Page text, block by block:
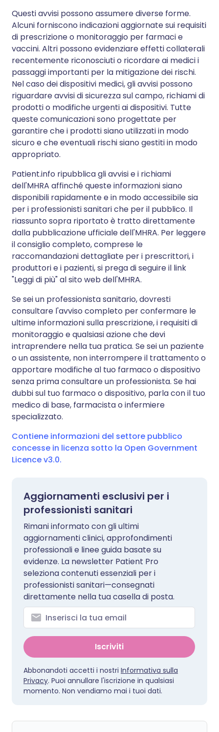
Questi avvisi possono assumere diverse forme.
Alcuni forniscono indicazioni aggiornate sui requisiti
di prescrizione o monitoraggio per farmaci e
vaccini. Altri possono evidenziare effetti collaterali
recentemente riconosciuti o ricordare ai medici i
passaggi importanti per la mitigazione dei rischi.
Nel caso dei dispositivi medici, gli avvisi possono
riguardare avvisi di sicurezza sul campo, richiami di
prodotti o modifiche urgenti ai dispositivi. Tutte
queste comunicazioni sono progettate per
garantire che i prodotti siano utilizzati in modo
sicuro e che eventuali rischi siano gestiti in modo
appropriato.
Patient.info ripubblica gli avvisi e i richiami
dell'MHRA affinché queste informazioni siano
disponibili rapidamente e in modo accessibile sia
per i professionisti sanitari che per il pubblico. Il
riassunto sopra riportato è tratto direttamente
dalla pubblicazione ufficiale dell'MHRA. Per leggere
il consiglio completo, comprese le
raccomandazioni dettagliate per i prescrittori, i
produttori e i pazienti, si prega di seguire il link
"Leggi di più" al sito web dell'MHRA.
Se sei un professionista sanitario, dovresti
consultare l'avviso completo per confermare le
ultime informazioni sulla prescrizione, i requisiti di
monitoraggio e qualsiasi azione che devi
intraprendere nella tua pratica. Se sei un paziente
o un assistente, non interrompere il trattamento o
apportare modifiche al tuo farmaco o dispositivo
senza prima consultare un professionista. Se hai
dubbi sul tuo farmaco o dispositivo, parla con il tuo
medico di base, farmacista o infermiere
specializzato.
Contiene informazioni del settore pubblico
concesse in licenza sotto la Open Government
Licence v3.0.
Aggiornamenti esclusivi per i
professionisti sanitari
Rimani informato con gli ultimi
aggiornamenti clinici, approfondimenti
professionali e linee guida basate su
evidenze. La newsletter Patient Pro
seleziona contenuti essenziali per i
professionisti sanitari—consegnati
direttamente nella tua casella di posta.
Iscriviti
Abbonandoti accetti i nostri Informativa sulla
Privacy. Puoi annullare l'iscrizione in qualsiasi
momento. Non vendiamo mai i tuoi dati.